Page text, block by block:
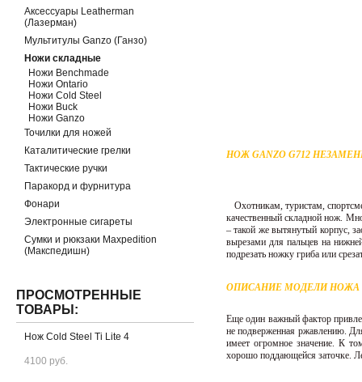
Аксессуары Leatherman
(Лазерман)
Мультитулы Ganzo (Ганзо)
Ножи складные
Ножи Benchmade
Ножи Ontario
Ножи Cold Steel
Ножи Buck
Ножи Ganzo
Точилки для ножей
Каталитические грелки
Тактические ручки
Паракорд и фурнитура
Фонари
Электронные сигареты
Сумки и рюкзаки Maxpedition
(Макспедишн)
ПРОСМОТРЕННЫЕ
ТОВАРЫ:
Нож Cold Steel Ti Lite 4
4100 руб.
НОЖ GANZO G712
Охотникам, туристам,
качественный складной нож.
– такой же вытянутый корпус,
вырезами для пальцев на
подрезать ножку гриба или
ОПИСАНИЕ МОДЕЛИ НОЖА
Еще один важный фактор
не подверженная ржавлению.
имеет огромное значение. К
хорошо поддающейся заточке.